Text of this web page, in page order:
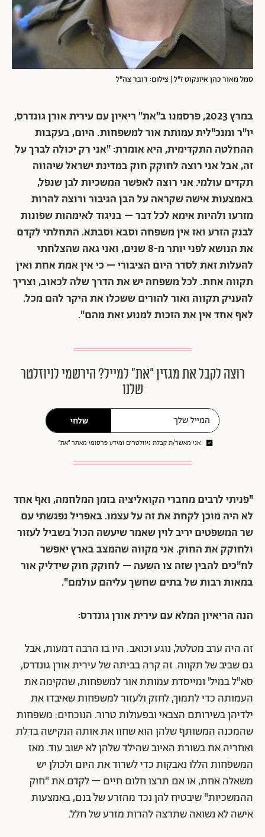
סמל מאור כהן איזנקוט ז"ל | צילום: דובר צה"ל
במרץ 2023, פרסמנו ב"את" ריאיון עם עירית אורן גונדרס,
יו"ר ומנכ"לית עמותת אור למשפחות. היום, בעקבות
ההחלטה התקדימית, היא אומרת: "אני רק יכולה לברך על
זה, אבל אני רוצה לחוקק חוק במדינת ישראל שיהווה
תקדים עולמי. אני רוצה לאפשר המשכיות לבן שנפל,
באמצעות אישה שקראה על הבן הגיבור ורוצה להרות
מזרעו ולהיות אימא לכל דבר – בניגוד לאימהות שפונות
לבנק הזרע ואז אין משפחה וסבא וסבתא. התחלתי לקדם
את הנושא לפני יותר מ-8 שנים, ואני גאה שהצלחתי
להעלות זאת לסדר היום הציבורי – כי אין אמת אחת ואין
תקווה אחת. לכל משפחה יש את הדרך שלה לכאוב, וצריך
להעניק תקווה ואור להורים ששכלו את היקר להם מכל.
לאף אחד אין את הזכות למנוע זאת מהם".
רוצה לקבל את מגזין ״את״ למייל? הירשמי לניוזלטר
שלנו
שלחי
אני מאשר/ת קבלת ניוזלטרים ומידע פרסומי מאתר ״את״
"פניתי לרבים מחברי הקואליציה בזמן המלחמה, ואף אחד
לא היה מוכן לקחת את זה על עצמו. באפריל נפגשתי עם
שר המשפטים יריב לוין שאמר שיעשה הכול בשביל לעזור
ולחוקק את החוק. אני מקווה שהמצב בארץ יאפשר
לח"כים להבין שזה צו השעה – לחוקק חוק שידליק אור
במאות רבות של בתים שחשך עליהם עולמם".
הנה הריאיון המלא עם עירית אורן גונדרס:
זה היה ערב מטלטל, נוגע וכואב. היו בו הרבה דמעות, אבל
גם שביב של תקווה. זה קרה בביתה של עירית אורן גונדרס,
סא"ל במיל' ומייסדת עמותת אור למשפחות, שהקימה את
העמותה כדי לתמוך, לחזק ולעזור למשפחות שאיבדו את
ילדיהן בשירותם הצבאי ובפעולות טרור. הנוכחים: משפחות
שהמכנה המשותף שלהן הוא שחוו את אותה הנקישה בדלת
ואחריה את בשורת האיוב שהילד שלהן לא ישוב עוד. מאז
המשפחות הללו נאבקות כדי לשרוד את היום ולכולן יש
משאלה אחת, או אם תרצו חלום חיים – לקדם את "חוק
ההמשכיות" שיבטיח להן נכד מהזרע של בנם, באמצעות
אישה לא נשואה שתרצה להרות מזרע של חלל.